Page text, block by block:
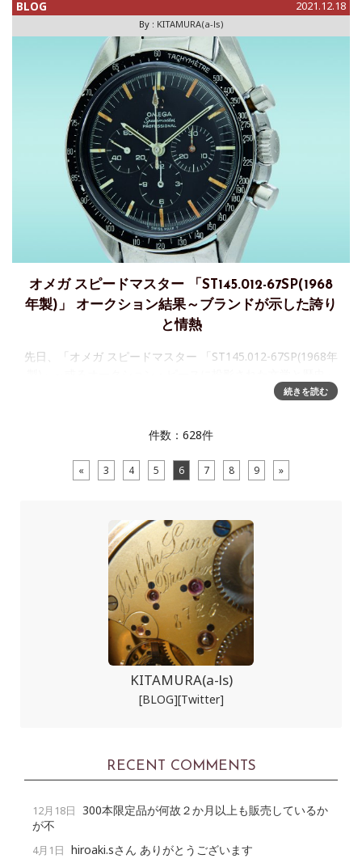
BLOG 2021.12.18
By : KITAMURA(a-ls)
オメガ スピードマスター 「ST145.012-67SP(1968
年製)」 オークション結果～ブランドが示した誇り
と情熱
先日、「オメガ スピードマスター 「ST145.012-67SP(1968年
というタイトル(参考→ https://watch-media-続きを読む
件数：628件
« 3 4 5 6 7 8 9 »
KITAMURA(a-ls)
[BLOG][Twitter]
RECENT COMMENTS
12月18日 300本限定品が何故２か月以上も販売しているか
が不
4月1日 hiroaki.sさん ありがとうございます